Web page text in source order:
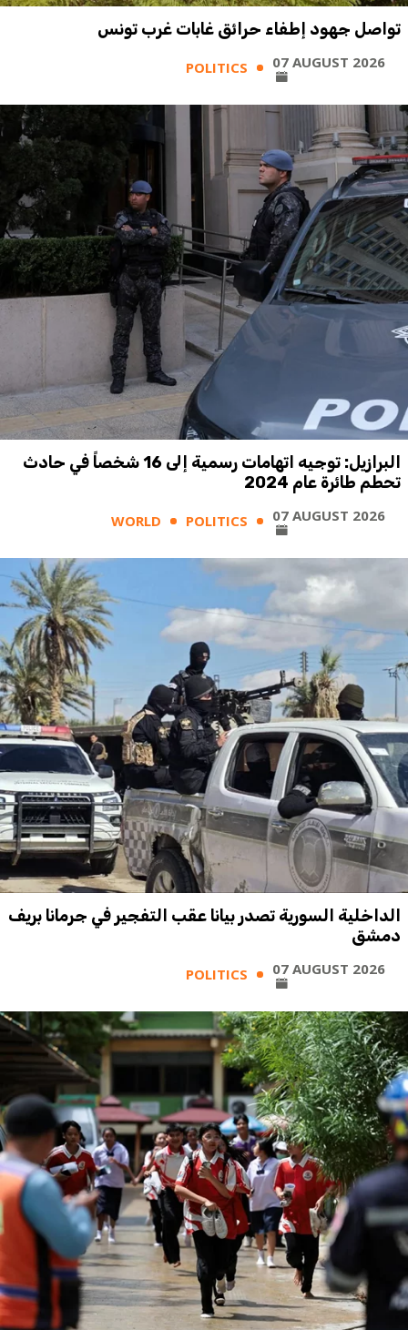
تواصل جهود إطفاء حرائق غابات غرب تونس
POLITICS 07 AUGUST 2026
البرازيل: توجيه اتهامات رسمية إلى 16 شخصاً في حادث
تحطم طائرة عام 2024
WORLD POLITICS 07 AUGUST 2026
الداخلية السورية تصدر بيانا عقب التفجير في جرمانا بريف
دمشق
POLITICS 07 AUGUST 2026